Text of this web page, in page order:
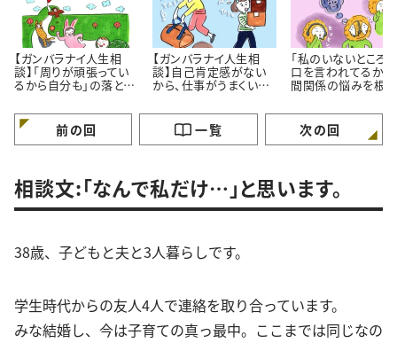
【ガンバラナイ人生相
談】「周りが頑張ってい
るから自分も」の落とし
けていますか？
【ガンバラナイ人生相
談】自己肯定感がない
から、仕事がうまくいき
「私のいないところ
口を言われてるかも
間関係の悩みを根っ
ガンバラナイ人生相
前の回 一覧 次の回
相談文:「なんで私だけ…」と思います。
38歳、子どもと夫と3人暮らしです。
学生時代からの友人4人で連絡を取り合っています。
みな結婚し、今は子育ての真っ最中。ここまでは同じなの